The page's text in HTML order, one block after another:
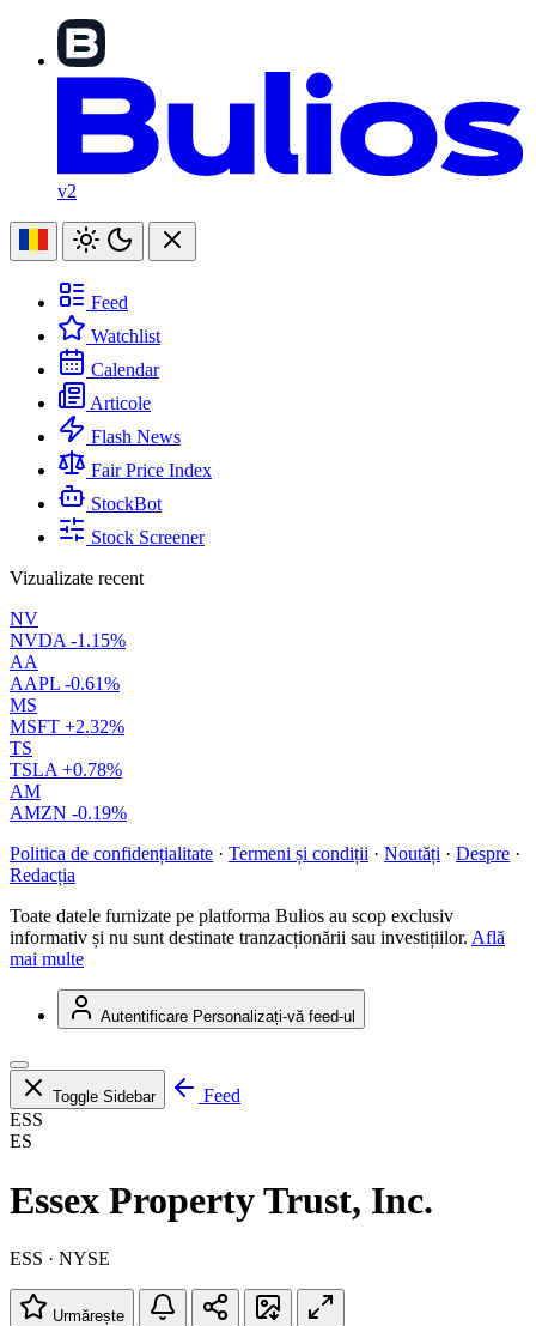
v2
Feed
Watchlist
Calendar
Articole
Flash News
Fair Price Index
StockBot
Stock Screener
Vizualizate recent
NV
NVDA -1.15%
AA
AAPL -0.61%
MS
MSFT +2.32%
TS
TSLA +0.78%
AM
AMZN -0.19%
Politica de confidențialitate · Termeni și condiții · Noutăți · Despre ·
Redacția
Toate datele furnizate pe platforma Bulios au scop exclusiv
informativ și nu sunt destinate tranzacționării sau investițiilor. Află
mai multe
Autentificare Personalizați-vă feed-ul
Toggle Sidebar
Feed
ESS
ES
Essex Property Trust, Inc.
ESS · NYSE
Urmărește